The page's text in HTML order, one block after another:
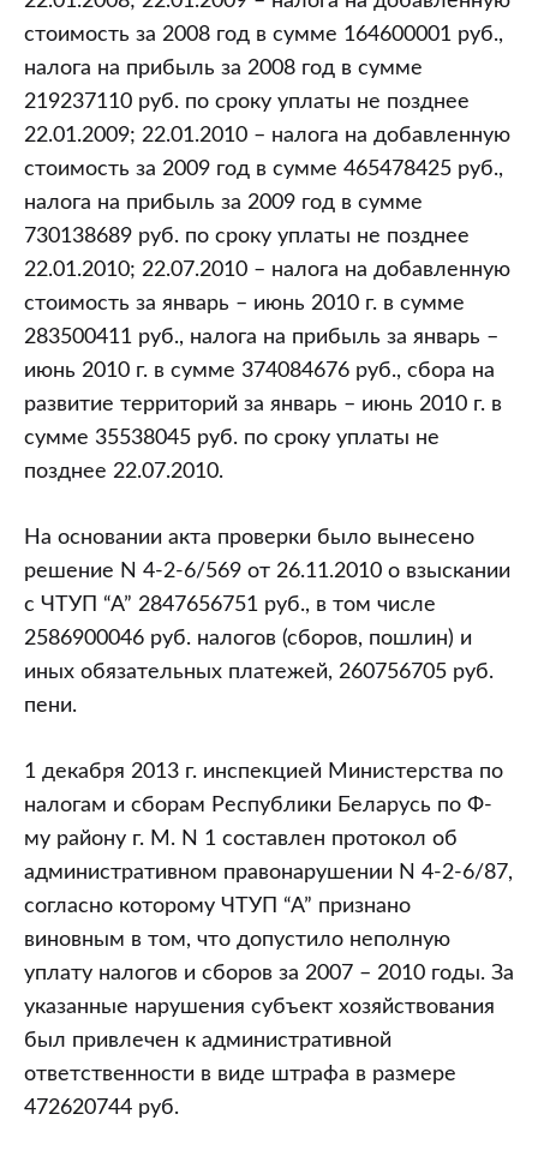
стоимость за 2008 год в сумме 164600001 руб.,
налога на прибыль за 2008 год в сумме
219237110 руб. по сроку уплаты не позднее
22.01.2009; 22.01.2010 – налога на добавленную
стоимость за 2009 год в сумме 465478425 руб.,
налога на прибыль за 2009 год в сумме
730138689 руб. по сроку уплаты не позднее
22.01.2010; 22.07.2010 – налога на добавленную
стоимость за январь – июнь 2010 г. в сумме
283500411 руб., налога на прибыль за январь –
июнь 2010 г. в сумме 374084676 руб., сбора на
развитие территорий за январь – июнь 2010 г. в
сумме 35538045 руб. по сроку уплаты не
позднее 22.07.2010.
На основании акта проверки было вынесено
решение N 4-2-6/569 от 26.11.2010 о взыскании
с ЧТУП “А” 2847656751 руб., в том числе
2586900046 руб. налогов (сборов, пошлин) и
иных обязательных платежей, 260756705 руб.
пени.
1 декабря 2013 г. инспекцией Министерства по
налогам и сборам Республики Беларусь по Ф-
му району г. М. N 1 составлен протокол об
административном правонарушении N 4-2-6/87,
согласно которому ЧТУП “А” признано
виновным в том, что допустило неполную
уплату налогов и сборов за 2007 – 2010 годы. За
указанные нарушения субъект хозяйствования
был привлечен к административной
ответственности в виде штрафа в размере
472620744 руб.